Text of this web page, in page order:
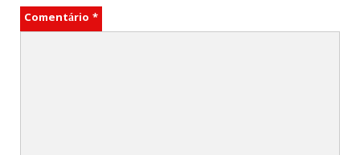
Comentário *